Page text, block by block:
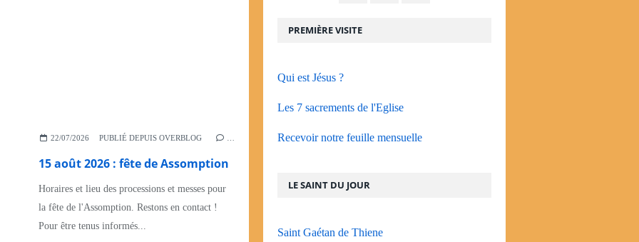
22/07/2026 PUBLIÉ DEPUIS OVERBLOG
15 août 2026 : fête de Assomption
Horaires et lieu des processions et messes pour
la fête de l'Assomption. Restons en contact !
Pour être tenus informés...
LE SAINT DU JOUR
Saint Gaétan de Thiene
PREMIÈRE VISITE
Qui est Jésus ?
Les 7 sacrements de l'Eglise
Recevoir notre feuille mensuelle